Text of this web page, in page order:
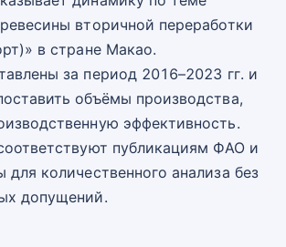
вторичной переработки
в стране Макао.
за период 2016–2023 гг. и
объёмы производства,
эффективность.
публикациям ФАО и
для количественного анализа без
допущений.